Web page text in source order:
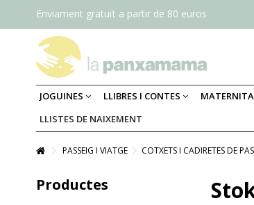
Enviament gratuït a partir de 80 euros
JOGUINES LLIBRES I CONTES
LLISTES DE NAIXEMENT
PASSEIG I VIATGE COTXETS I CADIRETES DE
Productes